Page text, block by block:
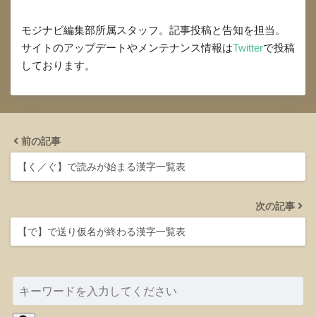
モジナビ編集部所属スタッフ。記事投稿と告知を担当。
サイトのアップデートやメンテナンス情報はTwitterで投稿
しております。
前の記事
【く／ぐ】で読みが始まる漢字一覧表
次の記事
【で】で送り仮名が終わる漢字一覧表